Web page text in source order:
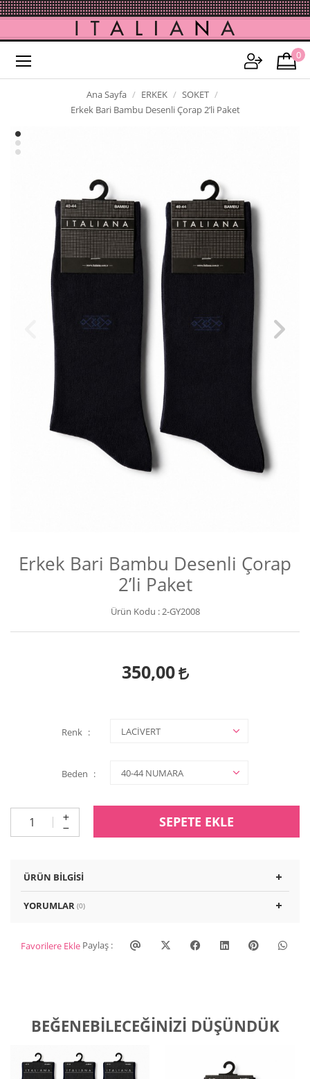
0
Ana Sayfa ERKEK
SOKET
Erkek Bari Bambu Desenli Çorap 2’li Paket
Erkek Bari Bambu Desenli Çorap
2’li Paket
Ürün Kodu :2-GY2008
350,00
Renk
Beden
SEPETE EKLE
ÜRÜN BILGISI
YORUMLAR (0)
Favorilere Ekle Paylaş :
BEĞENEBILECEĞINIZI DÜŞÜNDÜK